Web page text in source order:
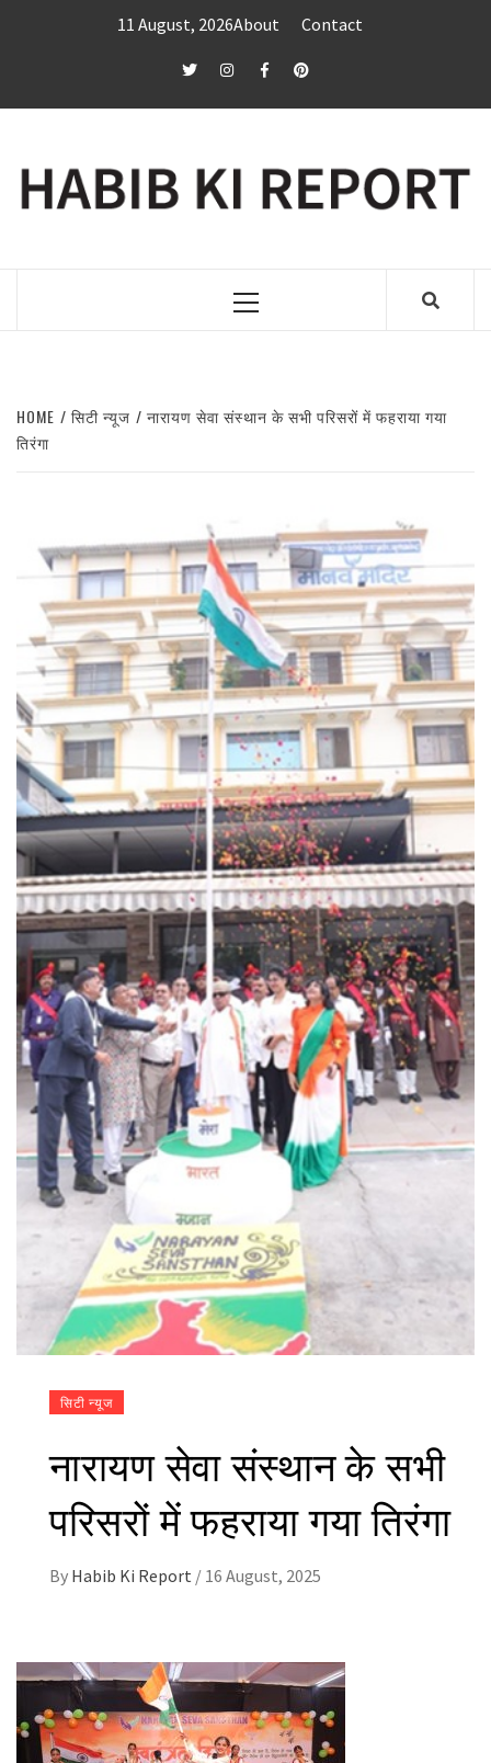
11 August, 2026About Contact
twitterInstagramFacebookPinterest
Primary
HOME सिटी न्यूज
नारायण सेवा संस्थान के सभी परिसरों में फहराया गया
तिरंगा
सिटी न्यूज
नारायण सेवा संस्थान के सभी
परिसरों में फहराया गया तिरंगा
By Habib Ki Report / 16 August, 2025